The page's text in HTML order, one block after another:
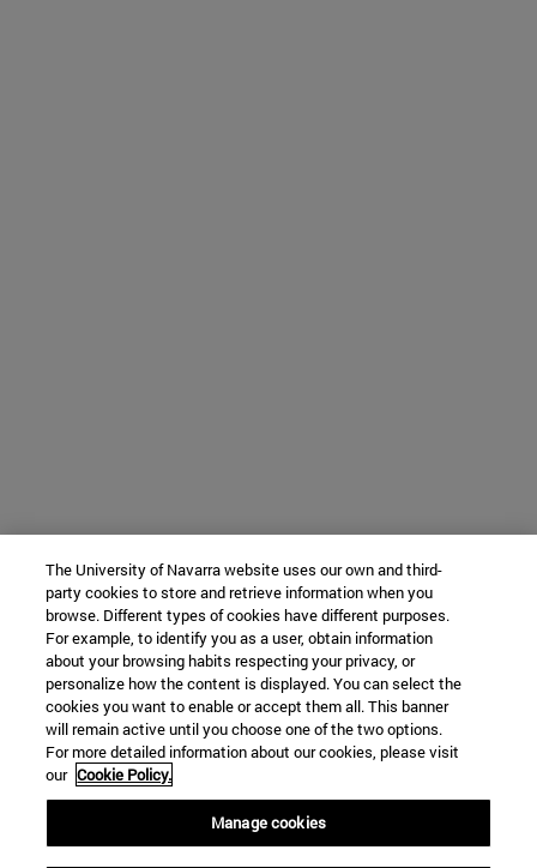
The University of Navarra website uses our own and third-
party cookies to store and retrieve information when you
browse. Different types of cookies have different purposes.
For example, to identify you as a user, obtain information
about your browsing habits respecting your privacy, or
personalize how the content is displayed. You can select the
cookies you want to enable or accept them all. This banner
will remain active until you choose one of the two options.
For more detailed information about our cookies, please visit
our Cookie Policy.
Manage cookies